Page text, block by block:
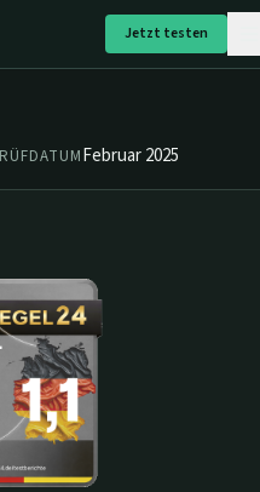
Jetzt testen
Februar 2025